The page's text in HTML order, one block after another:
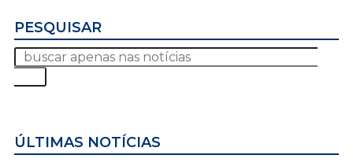
PESQUISAR
ÚLTIMAS NOTÍCIAS